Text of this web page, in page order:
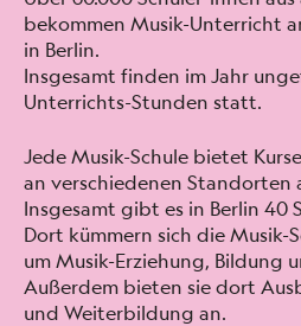
bekom­men Musik-Unter­richt
in Berlin.
Ins­ge­samt find­en im Jahr
Unter­richts-Stun­den statt.
Jede Musik-Schule bietet Kurse
an ver­schiede­nen Stan­dorten
Ins­ge­samt gibt es in Berlin 40
Dort küm­mern sich die Musik-
um Musik-Erziehung, Bil­dung
Außer­dem bieten sie dort
und Weit­er­bil­dung an.